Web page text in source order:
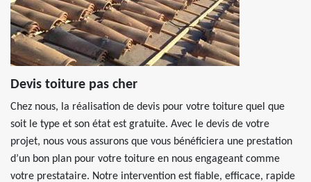
Devis toiture pas cher
Chez nous, la réalisation de devis pour votre toiture quel que
soit le type et son état est gratuite. Avec le devis de votre
projet, nous vous assurons que vous bénéficiera une prestation
d’un bon plan pour votre toiture en nous engageant comme
votre prestataire. Notre intervention est fiable, efficace, rapide